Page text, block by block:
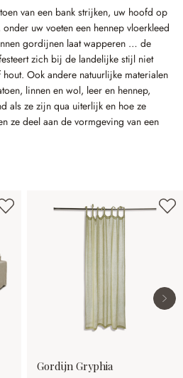
van een bank strijken, uw hoofd op
uw voeten een hennep vloerkleed
gordijnen laat wapperen … de
zich bij de landelijke stijl niet
Ook andere natuurlijke materialen
linnen en wol, leer en hennep,
als ze zijn qua uiterlijk en hoe ze
ze deel aan de vormgeving van een
Gordijn Gryphia